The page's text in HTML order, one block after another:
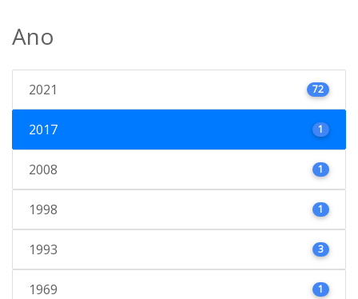
Ano
2021 72
2017 1
2008 1
1998 1
1993 3
1969 1